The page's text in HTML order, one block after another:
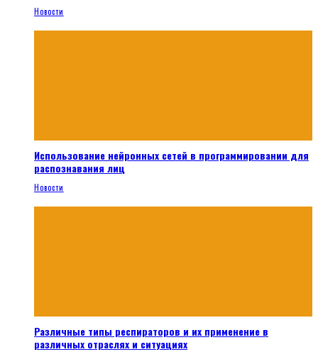
Новости
Использование нейронных сетей в программировании для
распознавания лиц
Новости
Различные типы респираторов и их применение в
различных отраслях и ситуациях